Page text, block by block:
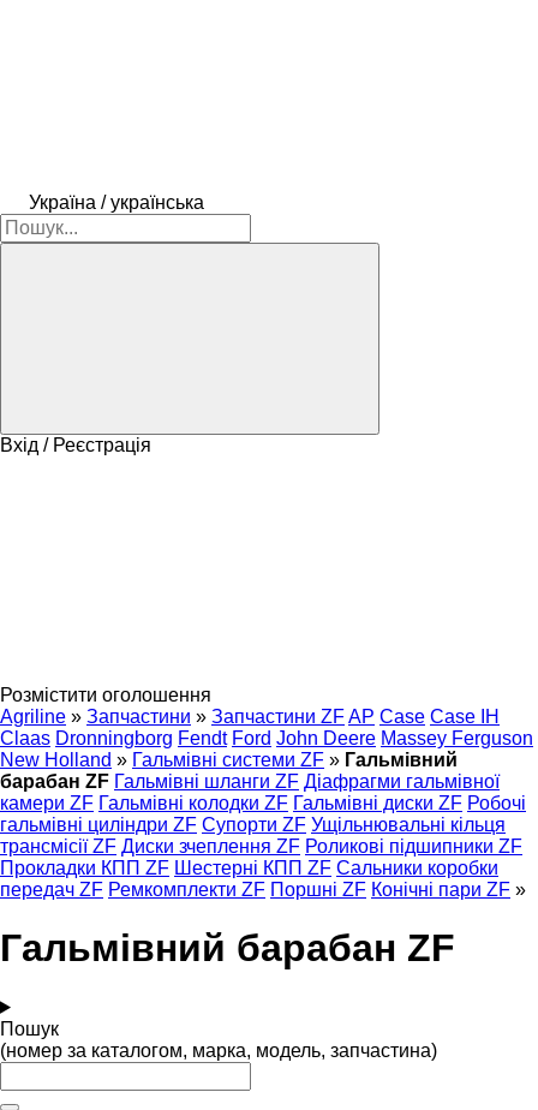
Україна / українська
Вхід / Реєстрація
Розмістити оголошення
Agriline » Запчастини » Запчастини ZFAP Case Case IH
Claas Dronningborg Fendt Ford John Deere Massey Ferguson
New Holland » Гальмівні системи ZF » Гальмівний
барабан ZF Гальмівні шланги ZF Діафрагми гальмівної
камери ZF Гальмівні колодки ZF Гальмівні диски ZF Робочі
гальмівні циліндри ZF Супорти ZF Ущільнювальні кільця
трансмісії ZF Диски зчеплення ZF Роликові підшипники ZF
Прокладки КПП ZF Шестерні КПП ZF Сальники коробки
передач ZF Ремкомплекти ZF Поршні ZF Конічні пари ZF »
Гальмівний барабан ZF
Пошук
(номер за каталогом, марка, модель, запчастина)